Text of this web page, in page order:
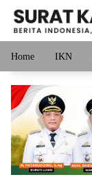
Langsung
konten
Home IKN